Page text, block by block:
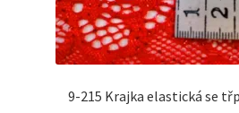
9-215 Krajka elastická se